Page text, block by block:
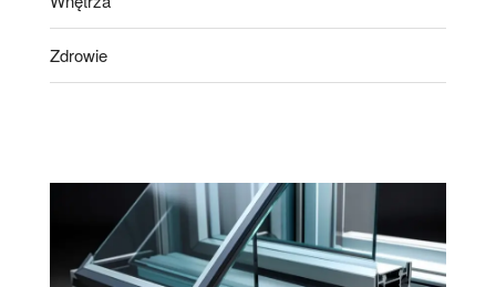
Zdrowie